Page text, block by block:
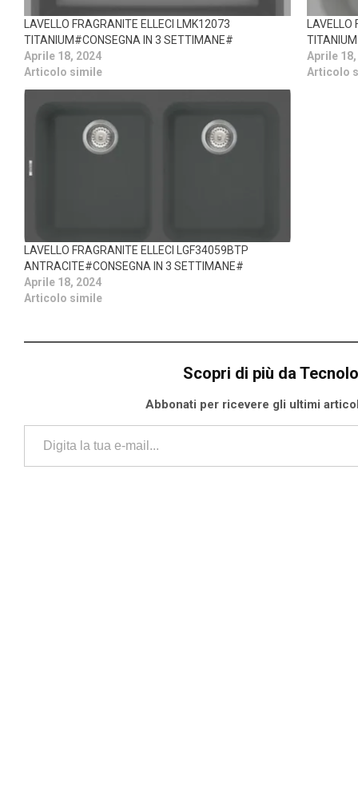
LAVELLO FRAGRANITE ELLECI LMK12073
TITANIUM#CONSEGNA IN 3 SETTIMANE#
Aprile 18, 2024
Articolo simile
Aprile
Articolo
LAVELLO FRAGRANITE ELLECI LGF34059BTP
ANTRACITE#CONSEGNA IN 3 SETTIMANE#
Aprile 18, 2024
Articolo simile
Scopri di più da
Abbonati per ricevere gli ultimi
Digita la tua e-mail...